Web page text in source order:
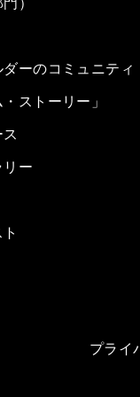
ーのコミュニティ
ストーリー」
リー
プライ